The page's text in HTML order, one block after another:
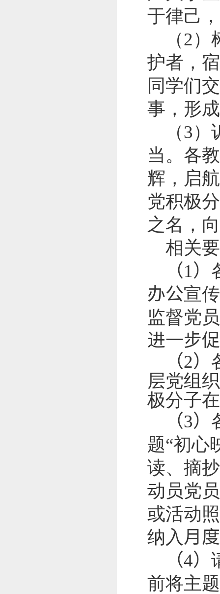
于律己
（2）
护者，
同学们
事，形
（3）
当。各
辉，启
党积极
之名，
相关
（1）
办公宣
监督党员
进一步
（2）
层党组
极分子
（3）
题“初心
读、摘
动员党
或活动
纳入 月度
（4）
前将主